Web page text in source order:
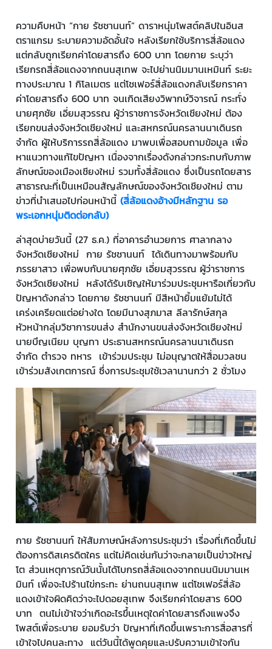
ความคืบหน้า “กาย รัชชานนท์” ดาราหนุ่มโพสต์คลิปในอินส
ตราแกรม ระบายความอัดอั้นใจ หลังเรียกใช้บริการสี่ล้อแดง
แต่กลับถูกเรียกค่าโดยสารถึง 600 บาท โดยกาย ระบุว่า
เรียกรถสี่ล้อแดงจากถนนสุเทพ จะไปย่านนิมมานเหมินท์ ระยะ
ทางประมาณ 1 กิโลเมตร แต่โชเฟอร์สี่ล้อแดงกลับเรียกราคา
ค่าโดยสารถึง 600 บาท จนเกิดเสียงวิพากษ์วิจารณ์ กระทั่ง
นายศุภชัย เอี่ยมสุวรรณ ผู้ว่าราชการจังหวัดเชียงใหม่ ต้อง
เรียกขนส่งจังหวัดเชียงใหม่ และสหกรณ์นครลานนาเดินรถ
จำกัด ผู้ให้บริการรถสี่ล้อแดง มาพบเพื่อสอบถามข้อมูล เพื่อ
หาแนวทางแก้ไขปัญหา เนื่องจากเรื่องดังกล่าวกระทบกับภาพ
ลักษณ์ของเมืองเชียงใหม่ รวมทั้งสี่ล้อแดง ซึ่งเป็นรถโดยสาร
สาธารณะที่เป็นเหมือนสัญลักษณ์ของจังหวัดเชียงใหม่ ตาม
ข่าวที่นำเสนอไปก่อนหน้านี้ (สี่ล้อแดงอ้างมีหลักฐาน รอ
พระเอกหนุ่มติดต่อกลับ)
ล่าสุดบ่ายวันนี้ (27 ธ.ค.) ที่อาคารอำนวยการ ศาลากลาง
จังหวัดเชียงใหม่ กาย รัชชานนท์ ได้เดินทางมาพร้อมกับ
ภรรยาสาว เพื่อพบกับนายศุภชัย เอี่ยมสุวรรณ ผู้ว่าราชการ
จังหวัดเชียงใหม่ หลังได้รับเชิญให้มาร่วมประชุมหารือเกี่ยวกับ
ปัญหาดังกล่าว โดยกาย รัชชานนท์ มีสีหน้ายิ้มแย้มไม่ได้
เคร่งเครียดแต่อย่างใด โดยมีนางสุภมาส ลีลารักษ์สกุล
หัวหน้ากลุ่มวิชาการขนส่ง สำนักงานขนส่งจังหวัดเชียงใหม่
นายบึญเนียม บุญทา ประธานสหกรณ์นครลานนาเดินรถ
จำกัด ตำรวจ ทหาร เข้าร่วมประชุม ไม่อนุญาตให้สื่อมวลชน
เข้าร่วมสังเกตการณ์ ซึ่งการประชุมใช้เวลานานกว่า 2 ชั่วโมง
กาย รัชชานนท์ ให้สัมภาษณ์หลังการประชุมว่า เรื่องที่เกิดขึ้นไม่
ต้องการดิสเครดิตใคร แต่ไม่คิดเช่นกันว่าจะกลายเป็นข่าวใหญ่
โต ส่วนเหตุการณ์วันนั้นได้โบกรถสี่ล้อแดงจากถนนนิมมานเห
มินท์ เพื่อจะไปร้านไข่กระทะ ย่านถนนสุเทพ แต่โชเฟอร์สี่ล้อ
แดงเข้าใจผิดคิดว่าจะไปดอยสุเทพ จึงเรียกค่าโดยสาร 600
บาท ตนไม่เข้าใจว่าเกิดอะไรขึ้นเหตุใดค่าโดยสารถึงแพงจึง
โพสต์เพื่อระบาย ยอมรับว่า ปัญหาที่เกิดขึ้นเพราะการสื่อสารที่
เข้าใจไปคนละทาง แต่วันนี้ได้พูดคุยและปรับความเข้าใจกัน